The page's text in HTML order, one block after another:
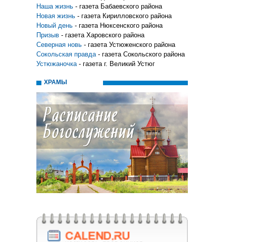
Наша жизнь - газета Бабаевского района
Новая жизнь - газета Кирилловского района
Новый день - газета Нюксенского района
Призыв - газета Харовского района
Северная новь - газета Устюженского района
Сокольская правда - газета Сокольского района
Устюжаночка - газета г. Великий Устюг
ХРАМЫ